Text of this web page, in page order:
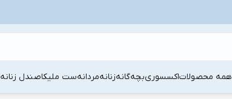
همه محصولاتاکسسوریبچه‌گانهزنانهمردانهست ملیکاصندل زنانه